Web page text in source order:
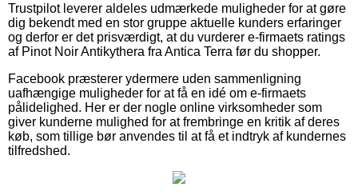
Trustpilot leverer aldeles udmærkede muligheder for at gøre
dig bekendt med en stor gruppe aktuelle kunders erfaringer
og derfor er det prisværdigt, at du vurderer e-firmaets ratings
af Pinot Noir Antikythera fra Antica Terra før du shopper.
Facebook præsterer ydermere uden sammenligning
uafhængige muligheder for at få en idé om e-firmaets
pålidelighed. Her er der nogle online virksomheder som
giver kunderne mulighed for at frembringe en kritik af deres
køb, som tillige bør anvendes til at få et indtryk af kundernes
tilfredshed.